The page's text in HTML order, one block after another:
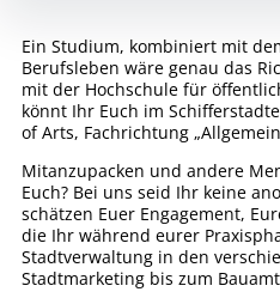
Ein Studium, kombiniert mit
Berufsleben wäre genau das
mit der Hochschule für
könnt Ihr Euch im
of Arts, Fachrichtung
Mitanzupacken und andere
Euch? Bei uns seid Ihr keine
schätzen Euer Engagement,
die Ihr während eurer
Stadtverwaltung in den
Stadtmarketing bis zum